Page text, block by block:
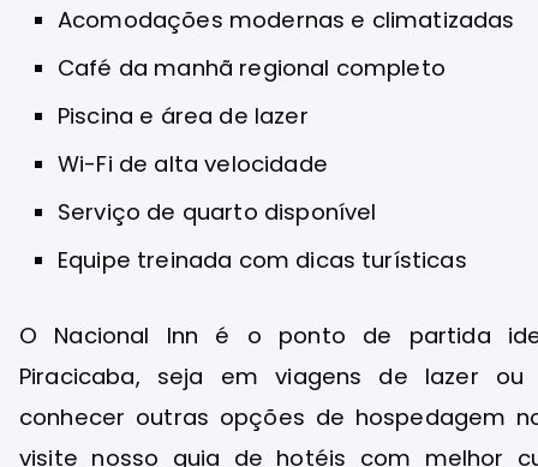
Acomodações modernas e climatizadas
Café da manhã regional completo
Piscina e área de lazer
Wi-Fi de alta velocidade
Serviço de quarto disponível
Equipe treinada com dicas turísticas
O Nacional Inn é o ponto de partida
Piracicaba, seja em viagens de lazer ou
conhecer outras opções de hospedagem
visite nosso guia de hotéis com melhor